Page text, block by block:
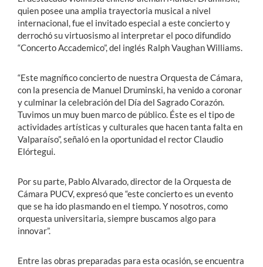
quien posee una amplia trayectoria musical a nivel
internacional, fue el invitado especial a este concierto y
derrochó su virtuosismo al interpretar el poco difundido
“Concerto Accademico”, del inglés Ralph Vaughan Williams.
“Este magnífico concierto de nuestra Orquesta de Cámara,
con la presencia de Manuel Druminski, ha venido a coronar
y culminar la celebración del Día del Sagrado Corazón.
Tuvimos un muy buen marco de público. Éste es el tipo de
actividades artísticas y culturales que hacen tanta falta en
Valparaíso”, señaló en la oportunidad el rector Claudio
Elórtegui.
Por su parte, Pablo Alvarado, director de la Orquesta de
Cámara PUCV, expresó que “este concierto es un evento
que se ha ido plasmando en el tiempo. Y nosotros, como
orquesta universitaria, siempre buscamos algo para
innovar”.
Entre las obras preparadas para esta ocasión, se encuentra